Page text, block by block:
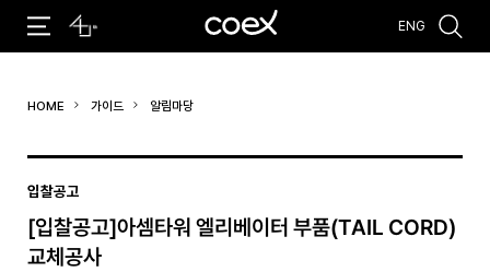
#코엑스 전시 #행사
ENG
HOME 가이드 알림마당
입찰공고
[입찰공고]아셈타워 엘리베이터 부품(TAIL CORD)
교체공사